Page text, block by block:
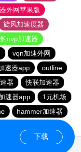
外网苹果版
旋风加速度器
nvp加速器
vqn加速外网
速器app
outline
器
快联加速器
速器app
1元机场
hammer加速器
下载